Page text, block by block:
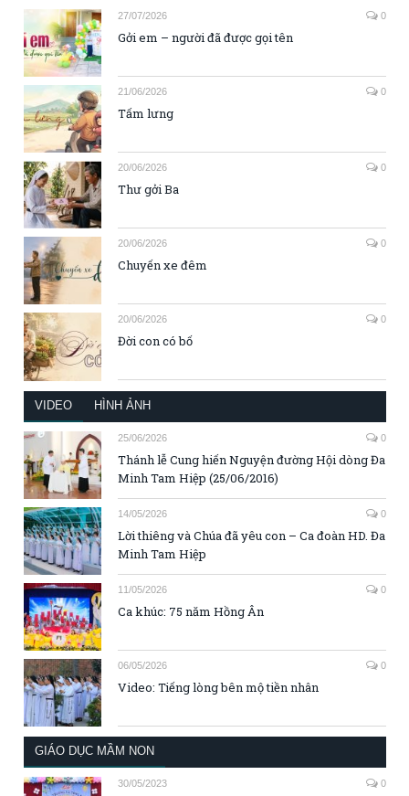
27/07/2026 0
Gởi em – người đã được gọi tên
21/06/2026 0
Tấm lưng
20/06/2026 0
Thư gởi Ba
20/06/2026 0
Chuyến xe đêm
20/06/2026 0
Đời con có bố
VIDEO HÌNH ẢNH
25/06/2026 0
Thánh lễ Cung hiến Nguyện đường Hội dòng Đa
Minh Tam Hiệp (25/06/2016)
14/05/2026 0
Lời thiêng và Chúa đã yêu con – Ca đoàn HD. Đa
Minh Tam Hiệp
11/05/2026 0
Ca khúc: 75 năm Hồng Ân
06/05/2026 0
Video: Tiếng lòng bên mộ tiền nhân
GIÁO DỤC MẦM NON
30/05/2023 0